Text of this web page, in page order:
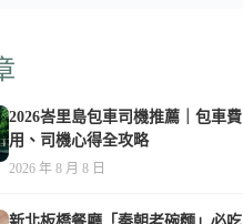
2026峇里島包車司機推薦｜包車費
用、司機心得全攻略
2026 年 8 月 8 日